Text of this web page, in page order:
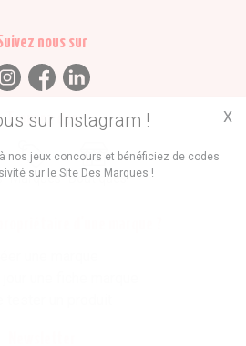
sur Instagram !
nos jeux concours et bénéficiez de codes
sur le Site Des Marques !
X
nous sur
Trouvez des
Marques Boutiques